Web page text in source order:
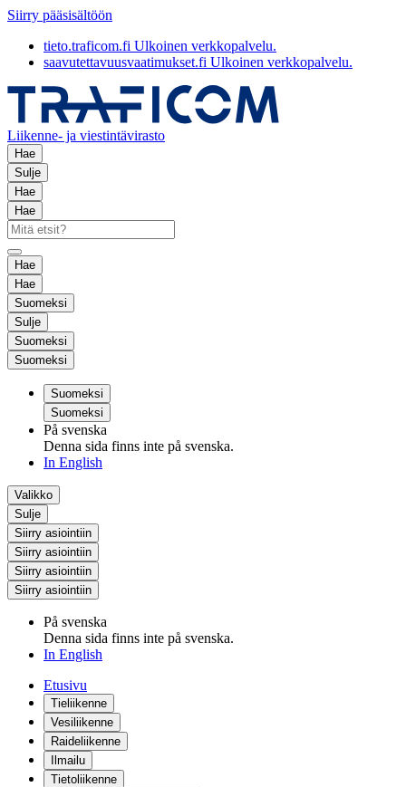
Siirry pääsisältöön
tieto.traficom.fi Ulkoinen verkkopalvelu.
saavutettavuusvaatimukset.fi Ulkoinen verkkopalvelu.
Liikenne- ja viestintävirasto
Hae
Sulje
Hae
Hae
Hae
Hae
Suomeksi
Sulje
Suomeksi
Suomeksi
Suomeksi
Suomeksi
På svenska
Denna sida finns inte på svenska.
In English
Valikko
Sulje
Siirry asiointiin
Siirry asiointiin
Siirry asiointiin
Siirry asiointiin
På svenska
Denna sida finns inte på svenska.
In English
Etusivu
Tieliikenne
Vesiliikenne
Raideliikenne
Ilmailu
Tietoliikenne